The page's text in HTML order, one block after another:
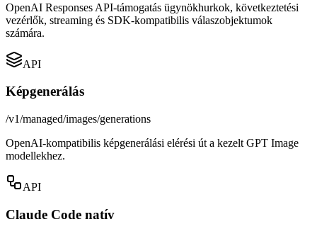
OpenAI Responses API-támogatás ügynökhurkok, következtetési
vezérlők, streaming és SDK-kompatibilis válaszobjektumok
számára.
API
Képgenerálás
/v1/managed/images/generations
OpenAI-kompatibilis képgenerálási elérési út a kezelt GPT Image
modellekhez.
API
Claude Code natív